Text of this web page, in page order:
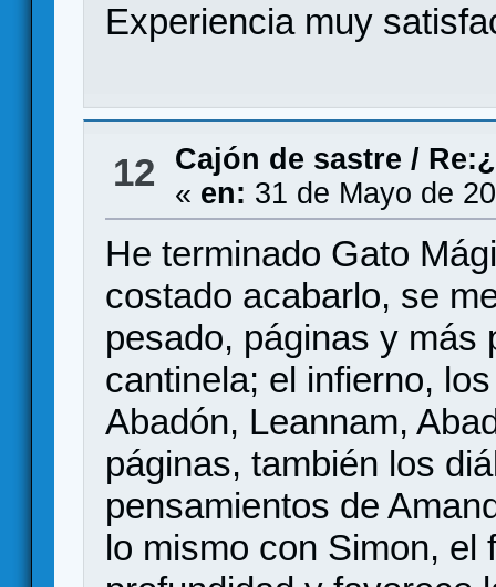
Experiencia muy
12 Cajón de sastre /
« en: 31 de Mayo de
He terminado Gato
costado acabarlo, se
pesado, páginas y más
cantinela; el infierno,
Abadón, Leannam,
páginas, también los
pensamientos de
lo mismo con Simon,